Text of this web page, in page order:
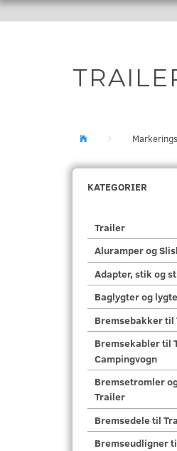
KATEGORIER
Trailer
Aluramper og
Adapter, stik og
Baglygter og
Bremsebakker til
Bremsekabler til
Campingvogn
Bremsetromler
Trailer
Bremsedele til
Bremseudligner